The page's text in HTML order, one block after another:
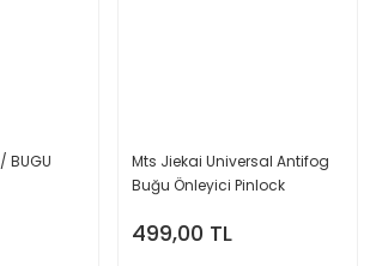
BUGU
Mts Jiekai Universal Antifog
Buğu Önleyici Pinlock
499,00 TL